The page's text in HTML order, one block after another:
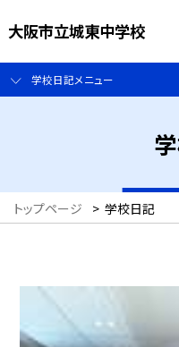
大阪市立城東中学校
学校日記メニュー
トップページ > 学校日記